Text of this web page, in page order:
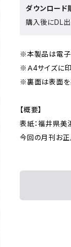
ダウンロード
購入後にDL
※本製品は電子
※Ａ4サイズに印
※裏面は表面を
【概要】
表紙：福井県
今回の月刊お正